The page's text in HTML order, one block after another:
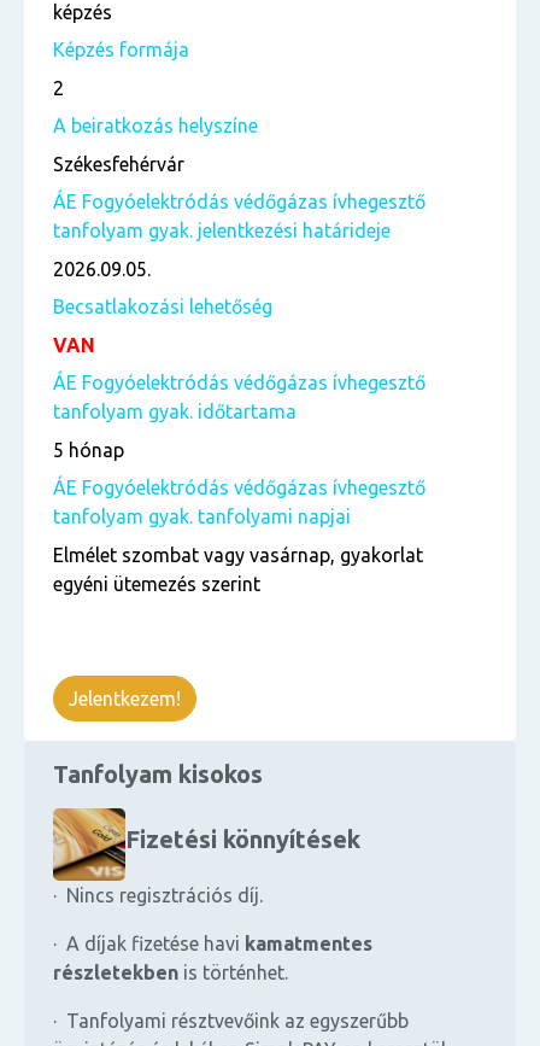
Tanfolyam kisokos
Fizetési könnyítések
· Nincs regisztrációs díj.
· A díjak fizetése havi kamatmentes
részletekben is történhet.
· Tanfolyami résztvevőink az egyszerűbb
képzés
Képzés formája
2
A beiratkozás helyszíne
Székesfehérvár
ÁE Fogyóelektródás védőgázas ívhegesztő
tanfolyam gyak. jelentkezési határideje
2026.09.05.
Becsatlakozási lehetőség
VAN
ÁE Fogyóelektródás védőgázas ívhegesztő
tanfolyam gyak. időtartama
5 hónap
ÁE Fogyóelektródás védőgázas ívhegesztő
tanfolyam gyak. tanfolyami napjai
Elmélet szombat vagy vasárnap, gyakorlat
egyéni ütemezés szerint
Jelentkezem!